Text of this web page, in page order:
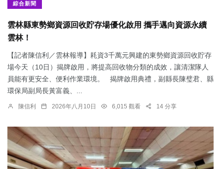
綜合新聞
雲林縣東勢鄉資源回收貯存場優化啟用 攜手邁向資源永續
雲林！
【記者陳信利／雲林報導】耗資3千萬元興建的東勢鄉資源回收貯存
場今天（10日）揭牌啟用，將提高回收物分類的成效，讓清潔隊人
員能有更安全、便利作業環境。 揭牌啟用典禮，副縣長陳璧君、縣
環保局副局長黃富義、...
陳信利 2026年八月10日 6,015 觀看 14 分享